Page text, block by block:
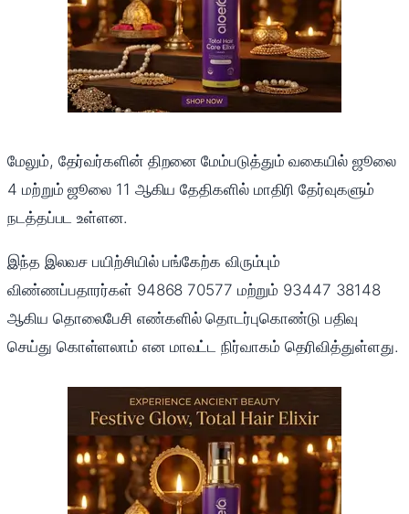
மேலும், தேர்வர்களின் திறனை மேம்படுத்தும் வகையில் ஜூலை
4 மற்றும் ஜூலை 11 ஆகிய தேதிகளில் மாதிரி தேர்வுகளும்
நடத்தப்பட உள்ளன.
இந்த இலவச பயிற்சியில் பங்கேற்க விரும்பும்
விண்ணப்பதாரர்கள் 94868 70577 மற்றும் 93447 38148
ஆகிய தொலைபேசி எண்களில் தொடர்புகொண்டு பதிவு
செய்து கொள்ளலாம் என மாவட்ட நிர்வாகம் தெரிவித்துள்ளது.